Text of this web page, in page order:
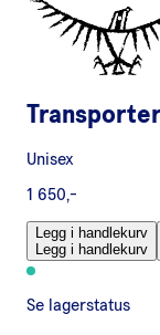
Unisex
1 650,-
Legg i handlekurv
Legg i handlekurv
Se lagerstatus